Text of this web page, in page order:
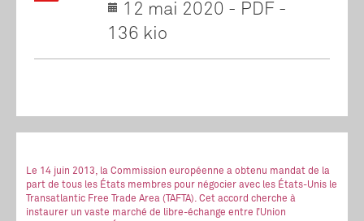
12 mai 2020 - PDF -
136 kio
Le 14 juin 2013, la Commission européenne a obtenu mandat de la
part de tous les États membres pour négocier avec les États-Unis le
Transatlantic Free Trade Area (TAFTA). Cet accord cherche à
instaurer un vaste marché de libre-échange entre l’Union